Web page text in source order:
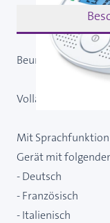
Beurer BM 49 -
Vollautomatische
Mit
Gerät mit
- Deutsch
- Französisch
- Italienisch